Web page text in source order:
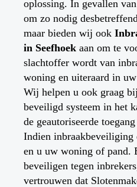
oplossing. In gevallen
om zo nodig
maar bieden wij ook
in Seefhoek aan om te
slachtoffer wordt van
woning en uiteraard in
Wij helpen u ook graag
beveiligd systeem in het
de geautoriseerde
Indien
en u uw woning of pand.
beveiligen tegen
vertrouwen dat